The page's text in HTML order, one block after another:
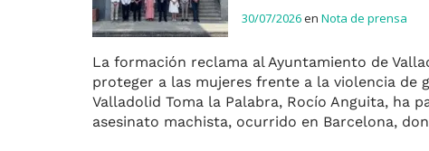
30/07/2026en Nota de prensa
La formación reclama al Ayuntamiento de
proteger a las mujeres frente a la violencia de
Valladolid Toma la Palabra, Rocío Anguita, ha
asesinato machista, ocurrido en Barcelona,